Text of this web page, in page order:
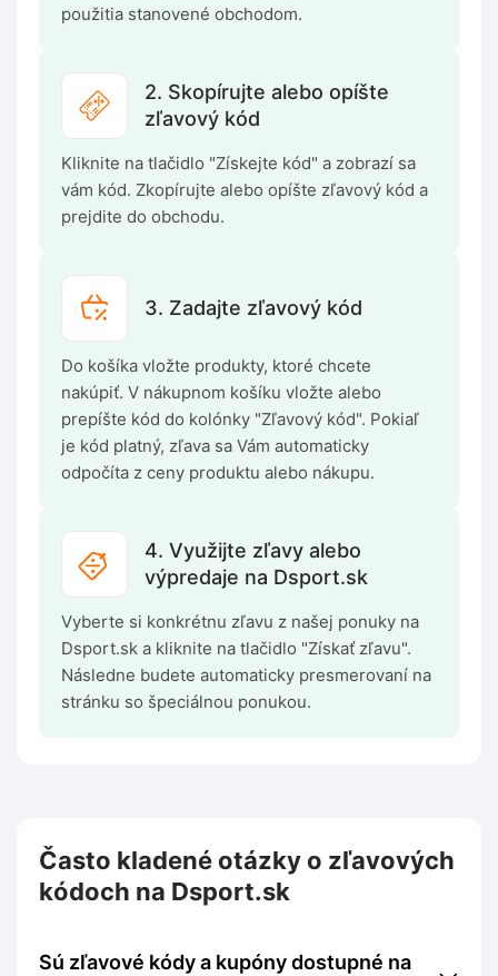
použitia stanovené obchodom.
2. Skopírujte alebo opíšte
zľavový kód
Kliknite na tlačidlo "Získejte kód" a zobrazí sa
vám kód. Zkopírujte alebo opíšte zľavový kód a
prejdite do obchodu.
3. Zadajte zľavový kód
Do košíka vložte produkty, ktoré chcete
nakúpiť. V nákupnom košíku vložte alebo
prepíšte kód do kolónky "Zľavový kód". Pokiaľ
je kód platný, zľava sa Vám automaticky
odpočíta z ceny produktu alebo nákupu.
4. Využijte zľavy alebo
výpredaje na Dsport.sk
Vyberte si konkrétnu zľavu z našej ponuky na
Dsport.sk a kliknite na tlačidlo "Získať zľavu".
Následne budete automaticky presmerovaní na
stránku so špeciálnou ponukou.
Často kladené otázky o zľavových
kódoch na Dsport.sk
Sú zľavové kódy a kupóny dostupné na